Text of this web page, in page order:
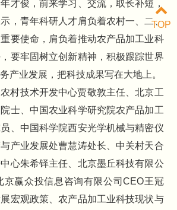
才俊，前来学习、交流，取长补短，
，青年科研人才肩负着农村一、二、
要使命，肩负着推动农产品加工业科
要牢固树立创新精神，积极跟踪世界
产业发展，把科技成果写在大地上。
村技术开发中心贾敬敦主任、北京工
士、中国农业科学研究院农产品加工
、中国科学院西安光学机械与精密仪
产业发展处曹慧涛处长、中关村天合
心朱希铎主任、北京墨丘科技有限公
京赢众投信息咨询有限公司CEO王冠
宏观政策、农产品加工业科技现状与
TOP